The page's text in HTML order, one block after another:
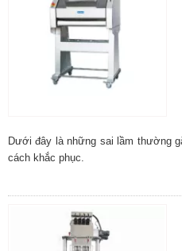
Dưới đây là những sai lầm thường
cách khắc phục.